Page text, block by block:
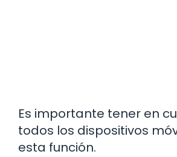
Es importante tener en
todos los dispositivos
esta función.